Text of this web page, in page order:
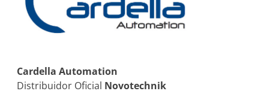
Cardella Automation
Distribuidor Oficial Novotechnik